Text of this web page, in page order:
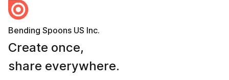
Bending Spoons US Inc.
Create once,
share everywhere.